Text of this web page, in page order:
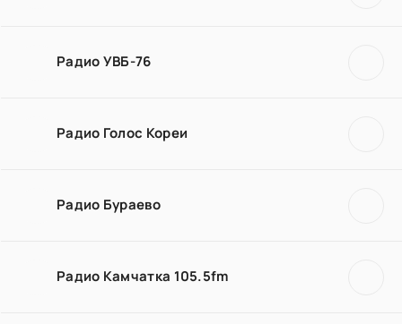
Радио УВБ-76
Радио Голос Кореи
Радио Бураево
Радио Камчатка 105.5fm